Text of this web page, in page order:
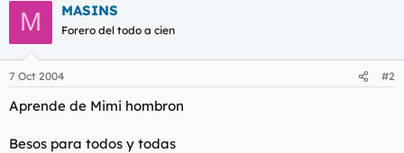
M MASINS
Forero del todo a cien
7 Oct 2004 #2
Aprende de Mimi hombron
Besos para todos y todas